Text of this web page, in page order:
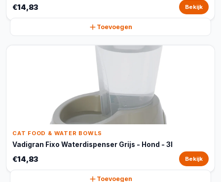
€14,83 Bekijk
Toevoegen
CAT FOOD & WATER BOWLS
Vadigran Fixo Waterdispenser Grijs - Hond - 3l
€14,83 Bekijk
Toevoegen